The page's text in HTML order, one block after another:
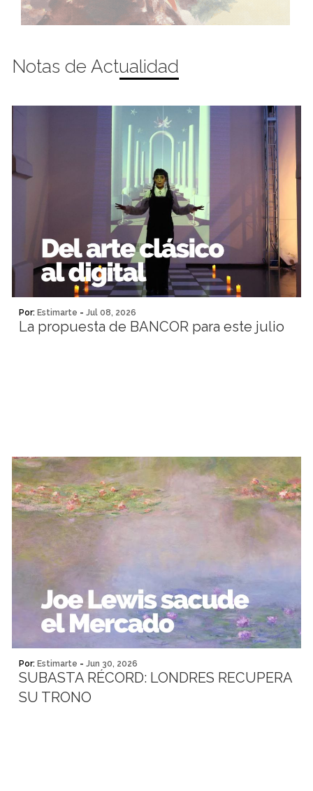
Notas de Actualidad
Por: Estimarte - Jul 08, 2026
La propuesta de BANCOR para este julio
Por: Estimarte - Jun 30, 2026
SUBASTA RÉCORD: LONDRES RECUPERA
SU TRONO